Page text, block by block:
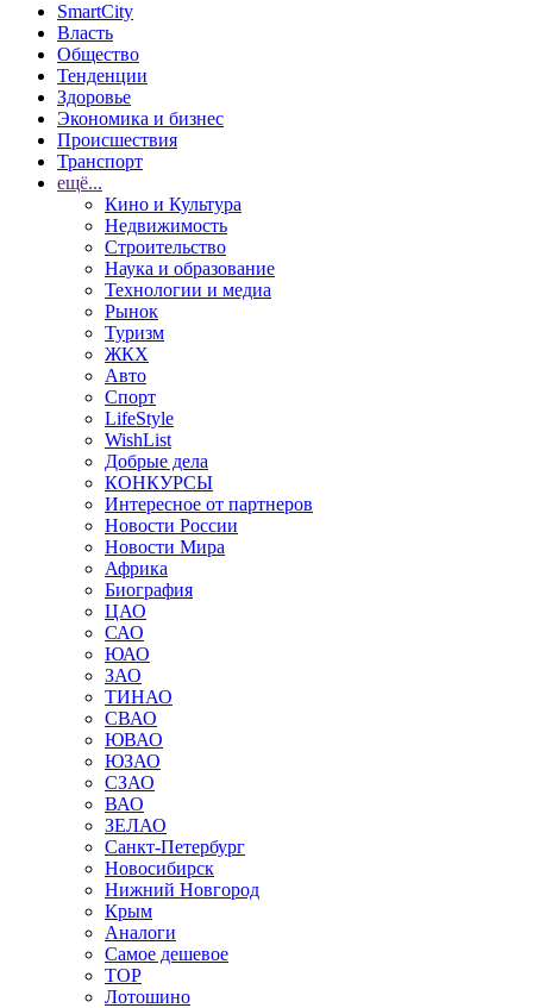
SmartCity
Власть
Общество
Тенденции
Здоровье
Экономика и бизнес
Происшествия
Транспорт
ещё...
Кино и Культура
Недвижимость
Строительство
Наука и образование
Технологии и медиа
Рынок
Туризм
ЖКХ
Авто
Спорт
LifeStyle
WishList
Добрые дела
КОНКУРСЫ
Интересное от партнеров
Новости России
Новости Мира
Африка
Биография
ЦАО
САО
ЮАО
ЗАО
ТИНАО
СВАО
ЮВАО
ЮЗАО
СЗАО
ВАО
ЗЕЛАО
Санкт-Петербург
Новосибирск
Нижний Новгород
Крым
Аналоги
Самое дешевое
TOP
Лотошино